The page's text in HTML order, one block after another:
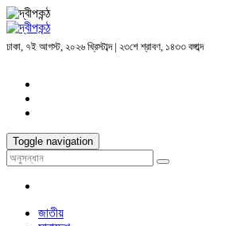
ঢাকা, ৭ই আগস্ট, ২০২৬ খ্রিস্টাব্দ | ২৩শে শ্রাবণ, ১৪৩৩ বঙ্গাব্দ
Toggle navigation
জাতীয়